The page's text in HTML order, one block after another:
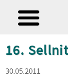
16.
30.05.2011